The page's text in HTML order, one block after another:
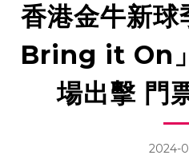
香港金牛新球
Bring it On
場出擊 門
2024-